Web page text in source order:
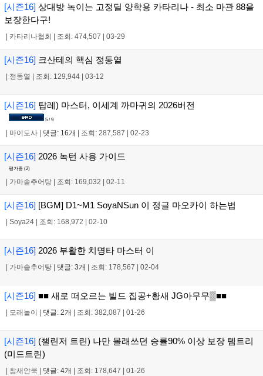
[시즌16] 상대방 녹이는 고정딜 양학용 카타리나 - 최소 마관 88을
보장한다구!
| 카타리나협회 | 조회: 474,507 | 03-29
[시즌16] 크산테의 핵심 정동열
| 정동열 | 조회: 129,944 | 03-12
[시즌16] 탑레) 마스터, 이세계 까마귀의 2026버전
5 / 9
마이도사 댓글: 16개 조회: 287,587 02-23
[시즌16] 2026 녹턴 사용 가이드
평가중 (2)
가마솥추어탕 조회: 169,032 02-11
[시즌16] [BGM] D1~M1 SoyaNSun 이 정글 마오카이 하는법
Soya24 조회: 168,972 02-10
[시즌16] 2026 부활한 치명타 마스터 이
가마솥추어탕 댓글: 3개 조회: 178,567 02-04
[시즌16] ■■ 새로 떠오르는 빌드 집공+황새 JG아무무▒■■
모래놀이 댓글: 2개 조회: 382,087 01-26
[시즌16] (챌린저 트린) 나만 몰래쓰던 승률90% 이상 보장 템트리
(미드트린)
참새얀쿡 댓글: 4개 조회: 178,647 01-26